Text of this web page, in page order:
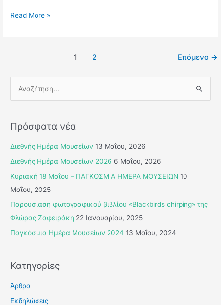
Read More »
1 2 Επόμενο →
ζ
ή
τ
α
Πρόσφατα νέα
Διεθνής Ημέρα Μουσείων 13 Μαΐου, 2026
Διεθνής Ημέρα Μουσείων 2026 6 Μαΐου, 2026
Κυριακή 18 Μαΐου – ΠΑΓΚΟΣΜΙΑ ΗΜΕΡΑ ΜΟΥΣΕΙΩΝ 10
Μαΐου, 2025
Παρουσίαση φωτογραφικού βιβλίου «Blackbirds chirping» της
Φλώρας Ζαφειράκη 22 Ιανουαρίου, 2025
Παγκόσμια Ημέρα Μουσείων 2024 13 Μαΐου, 2024
Κατηγορίες
Άρθρα
Εκδηλώσεις